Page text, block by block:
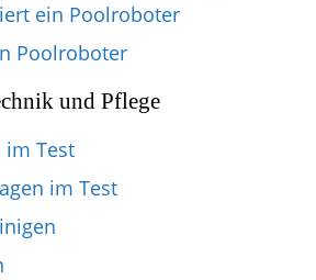
ein Poolroboter
Poolroboter
und Pflege
im Test
im Test